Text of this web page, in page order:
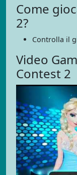
Come
2?
Controlla il
Video
Contest 2